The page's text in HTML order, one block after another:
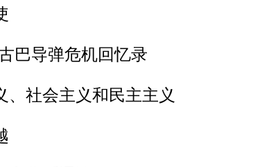
巴导弹危机回忆录
、社会主义和民主主义